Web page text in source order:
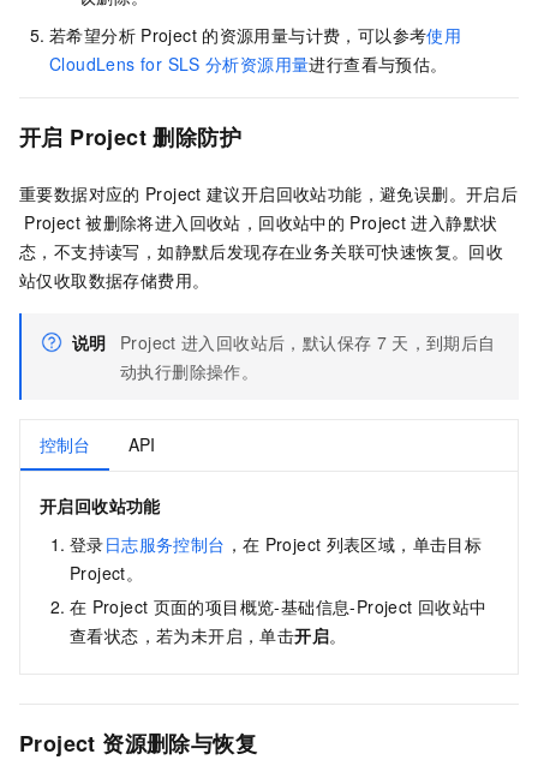
若希望分析 Project 的资源用量与计费，可以参考使用
CloudLens for SLS 分析资源用量进行查看与预估。
开启 Project 删除防护
重要数据对应的 Project 建议开启回收站功能，避免误删。开启后
Project 被删除将进入回收站，回收站中的 Project 进入静默状
态，不支持读写，如静默后发现存在业务关联可快速恢复。回收
站仅收取数据存储费用。
说明 Project 进入回收站后，默认保存 7 天，到期后自
动执行删除操作。
控制台 API
开启回收站功能
登录日志服务控制台 ，在 Project 列表区域，单击目标
Project。
在 Project 页面的项目概览-基础信息-Project 回收站中
查看状态，若为未开启，单击开启。
Project 资源删除与恢复